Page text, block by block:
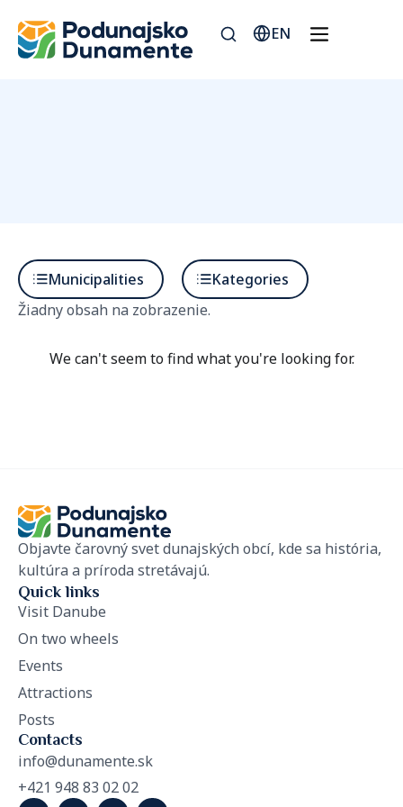
EN
Municipalities
Kategories
Žiadny obsah na zobrazenie.
We can't seem to find what you're looking for.
Objavte čarovný svet dunajských obcí, kde sa história,
kultúra a príroda stretávajú.
Quick links
Visit Danube
On two wheels
Events
Attractions
Posts
Contacts
info@dunamente.sk
+421 948 83 02 02